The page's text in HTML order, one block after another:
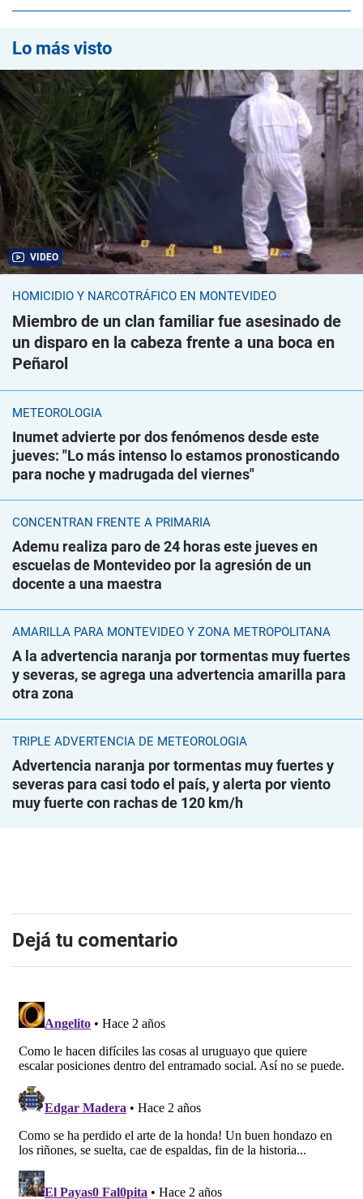
Lo más visto
VIDEO
HOMICIDIO Y NARCOTRÁFICO EN MONTEVIDEO
Miembro de un clan familiar fue asesinado de
un disparo en la cabeza frente a una boca en
Peñarol
METEOROLOGÍA
Inumet advierte por dos fenómenos desde este
jueves: "Lo más intenso lo estamos pronosticando
para noche y madrugada del viernes"
CONCENTRAN FRENTE A PRIMARIA
Ademu realiza paro de 24 horas este jueves en
escuelas de Montevideo por la agresión de un
docente a una maestra
AMARILLA PARA MONTEVIDEO Y ZONA METROPOLITANA
A la advertencia naranja por tormentas muy fuertes
y severas, se agrega una advertencia amarilla para
otra zona
TRIPLE ADVERTENCIA DE METEOROLOGÍA
Advertencia naranja por tormentas muy fuertes y
severas para casi todo el país, y alerta por viento
muy fuerte con rachas de 120 km/h
Dejá tu comentario